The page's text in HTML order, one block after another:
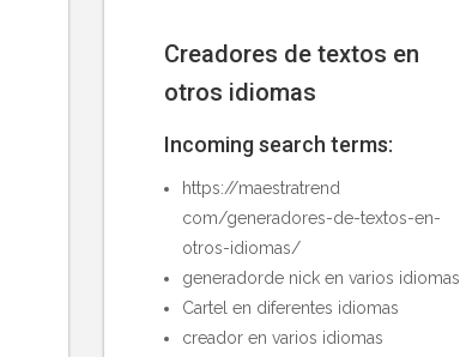
Creadores de textos en
otros idiomas
Incoming search terms:
https://maestratrend
com/generadores-de-textos-en-
otros-idiomas/
generadorde nick en varios idiomas
Cartel en diferentes idiomas
creador en varios idiomas